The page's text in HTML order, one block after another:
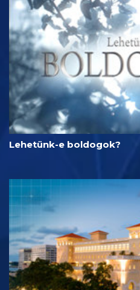
Lehetünk-e boldogok?